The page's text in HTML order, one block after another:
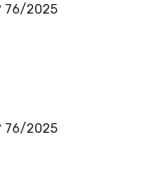
76/2025